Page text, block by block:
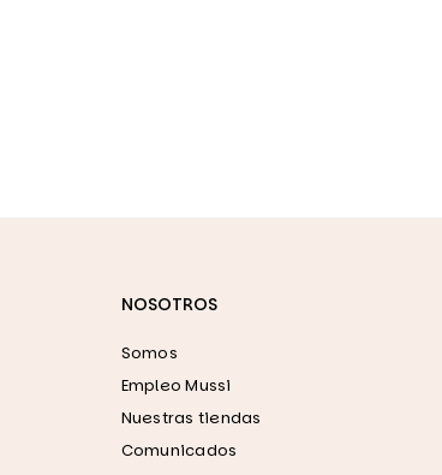
NOSOTROS
Somos
Empleo Mussi
Nuestras tiendas
Comunicados